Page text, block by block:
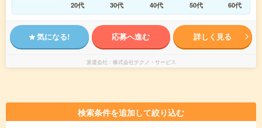
20代
30代 40代 50代 60代
気になる! 応募へ進む 詳しく見る
派遣会社 株式会社テクノ・サービス
検索条件を追加して絞り込む